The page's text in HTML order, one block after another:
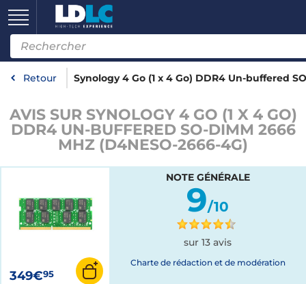
Retour Synology 4 Go (1 x 4 Go) DDR4 Un-buffered
AVIS SUR SYNOLOGY 4 GO (1 X 4 GO)
DDR4 UN-BUFFERED SO-DIMM 2666
MHZ (D4NESO-2666-4G)
349€95
NOTE GÉNÉRALE
9/10
sur 13 avis
Charte de rédaction et de modération